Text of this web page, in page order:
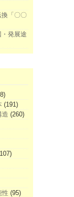
「〇〇
発展途
(191)
造 (260)
性 (95)